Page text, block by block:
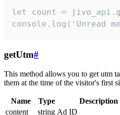
let count =
console.log('Unread
getUtm#
This method allows you to get utm
them at the time of the visitor's first
Name Type
Description
content
string Ad ID